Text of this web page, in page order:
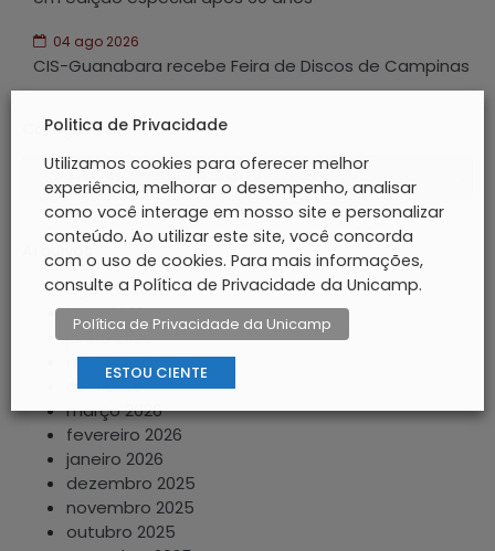
04 ago 2026
CIS-Guanabara recebe Feira de Discos de Campinas
Categorias
agosto 2026
julho 2026
junho 2026
maio 2026
abril 2026
março 2026
fevereiro 2026
janeiro 2026
dezembro 2025
novembro 2025
outubro 2025
Politica de Privacidade
Utilizamos cookies para oferecer melhor
experiência, melhorar o desempenho, analisar
como você interage em nosso site e personalizar
conteúdo. Ao utilizar este site, você concorda
com o uso de cookies. Para mais informações,
consulte a Política de Privacidade da Unicamp.
Política de Privacidade da Unicamp
ESTOU CIENTE